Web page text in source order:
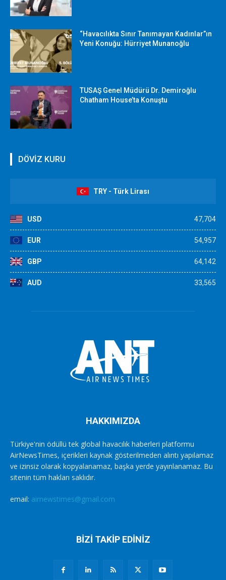
“Havacılıkta Sınır Tanımayan Kadınlar”ın
Yeni Konuğu: Hürriyet Munanoğlu
TUSAŞ Genel Müdürü Dr. Demiroğlu
Chatham House’ta Konuştu
DÖVİZ KURU
TRY - Türk Lirası
USD 47,704
EUR 54,957
GBP 64,142
AUD 33,565
HAKKIMIZDA
Türkiye'nin ödüllü tek global havacılık haberleri platformu
AirNewsTimes, içerikleri kaynak gösterilmeden alıntı yapılamaz
ve izinsiz olarak kopyalanamaz, başka yerde yayınlanamaz. Bu
sitenin tüm hakları saklıdır.
email: airnewstimes@gmail.com
BİZİ TAKİP EDİNİZ